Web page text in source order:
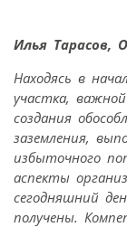
Илья Тарасов,
Находясь в
участка,
создания
заземления,
избыточного
аспекты
сегодняшний
получены.